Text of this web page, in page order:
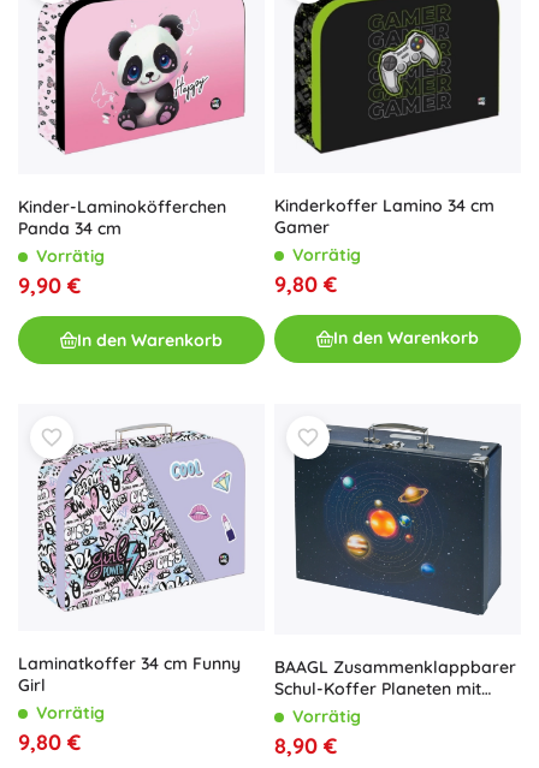
Kinder-Laminoköfferchen
Panda 34 cm
Vorrätig
9,90 €
In den Warenkorb
Kinderkoffer Lamino 34 cm
Gamer
Vorrätig
9,80 €
In den Warenkorb
Laminatkoffer 34 cm Funny
Girl
Vorrätig
9,80 €
BAAGL Zusammenklappbarer
Schul-Koffer Planeten mit
Beschlägen
Vorrätig
8,90 €